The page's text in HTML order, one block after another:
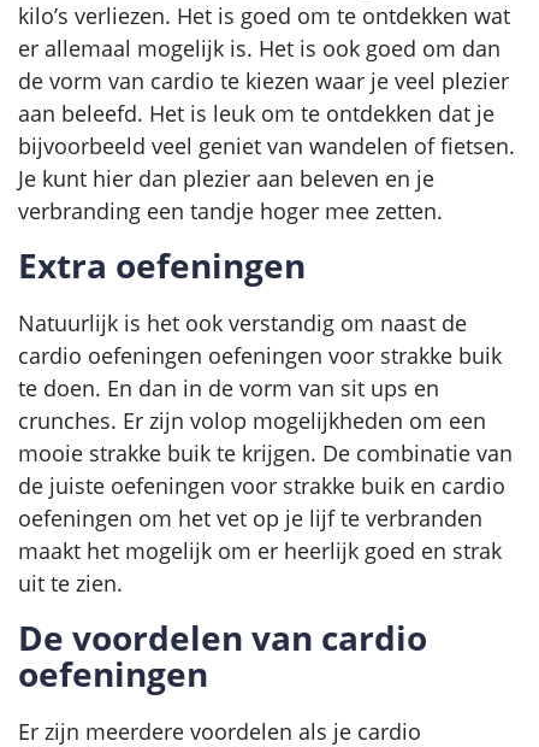
kilo’s verliezen. Het is goed om te ontdekken wat
er allemaal mogelijk is. Het is ook goed om dan
de vorm van cardio te kiezen waar je veel plezier
aan beleefd. Het is leuk om te ontdekken dat je
bijvoorbeeld veel geniet van wandelen of fietsen.
Je kunt hier dan plezier aan beleven en je
verbranding een tandje hoger mee zetten.
Extra oefeningen
Natuurlijk is het ook verstandig om naast de
cardio oefeningen oefeningen voor strakke buik
te doen. En dan in de vorm van sit ups en
crunches. Er zijn volop mogelijkheden om een
mooie strakke buik te krijgen. De combinatie van
de juiste oefeningen voor strakke buik en cardio
oefeningen om het vet op je lijf te verbranden
maakt het mogelijk om er heerlijk goed en strak
uit te zien.
De voordelen van cardio
oefeningen
Er zijn meerdere voordelen als je cardio